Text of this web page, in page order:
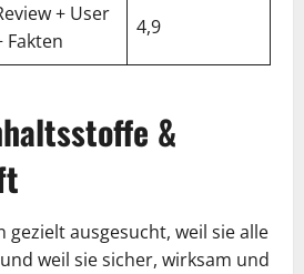
+ User
Fakten
4,9
&
gezielt ausgesucht, weil sie alle
weil sie sicher, wirksam und